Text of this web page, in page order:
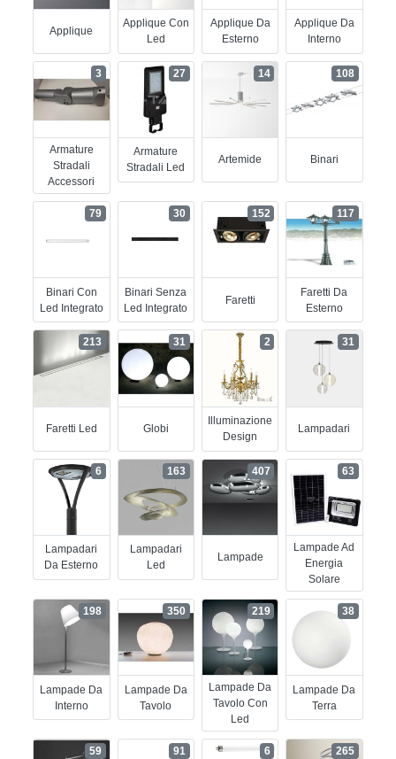
Applique
Applique Con
Led
Applique Da
Esterno
Applique Da
Interno
Armature
Stradali
Accessori
3
Armature
Stradali Led
27
Artemide
14
Binari
108
Binari Con
Led Integrato
79
Binari Senza
Led Integrato
30
Faretti
152
Faretti Da
Esterno
117
Faretti Led
213
Globi
31
Illuminazione
Design
2
Lampadari
31
Lampadari
Da Esterno
6
Lampadari
Led
163
Lampade
407
Lampade Ad
Energia
Solare
63
Lampade Da
Interno
198
Lampade Da
Tavolo
350
Lampade Da
Tavolo Con
Led
219
Lampade Da
Terra
38
59 91 6 265